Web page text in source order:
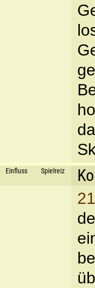
Einfluss Spielreiz